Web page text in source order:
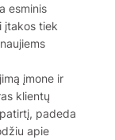
esminis
įtakos tiek
įmone ir
klientų
padeda
apie